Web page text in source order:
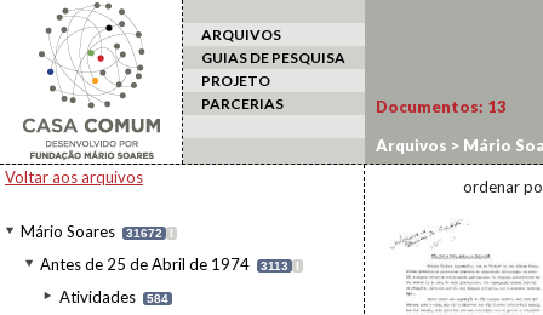
ARQUIVOS
GUIAS DE PESQUISA
PROJETO
PARCERIAS
Voltar aos arquivos
Mário Soares 31672 I
Antes de 25 de Abril de 1974 3113 I
Atividades 584
Documentos: 13
Arquivos > Mário
Actividades
ordenar